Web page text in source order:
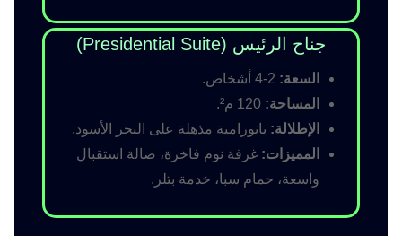
جناح الرئيس (Presidential Suite)
السعة:
المساحة:
الإطلالة: بانورامية مذهلة على البحر الأسود.
المميزات: غرفة نوم فاخرة، صالة استقبال
واسعة، حمام سبا، خدمة بتلر.